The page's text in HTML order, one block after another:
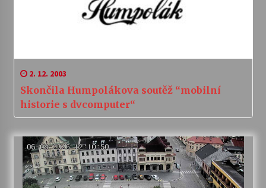
2. 12. 2003
Skončila Humpolákova soutěž “mobilní
historie s dvcomputer“